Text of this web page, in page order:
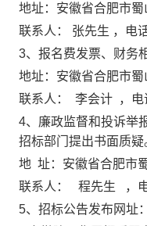
地址： 安徽省合肥市
联系人：
张先生 ，电
3、报名费发票、财务
地址： 安徽省合肥市
联系人：
李会计 ，电
4、廉政监督和投诉举
招标部门提出书面质
地 址： 安徽省合肥市
联系人：
程先生 ，
5、招标公告发布网址：